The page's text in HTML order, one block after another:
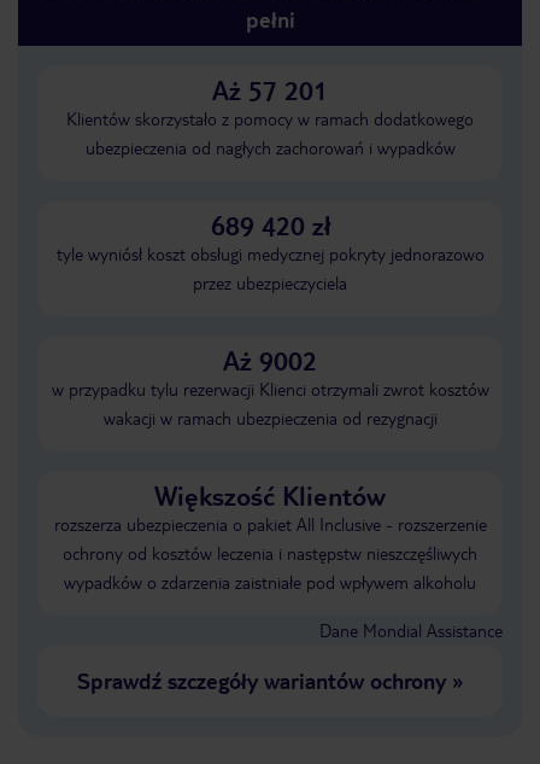
pełni
Aż 57 201
Klientów skorzystało z pomocy w ramach dodatkowego
ubezpieczenia od nagłych zachorowań i wypadków
689 420 zł
tyle wyniósł koszt obsługi medycznej pokryty jednorazowo
przez ubezpieczyciela
Aż 9002
w przypadku tylu rezerwacji Klienci otrzymali zwrot kosztów
wakacji w ramach ubezpieczenia od rezygnacji
Większość Klientów
rozszerza ubezpieczenia o pakiet All Inclusive - rozszerzenie
ochrony od kosztów leczenia i następstw nieszczęśliwych
wypadków o zdarzenia zaistniałe pod wpływem alkoholu
Dane Mondial Assistance
Sprawdź szczegóły wariantów ochrony»